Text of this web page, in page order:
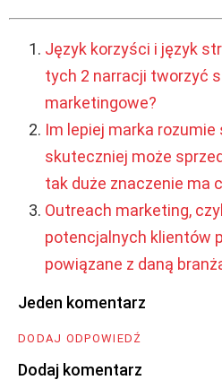
Język korzyści i język
tych 2 narracji tworzyć
marketingowe?
Im lepiej marka
skuteczniej może
tak duże znaczenie ma
Outreach marketing,
potencjalnych klientów
powiązane z daną
Jeden komentarz
DODAJ ODPOWIEDŹ
Dodaj komentarz